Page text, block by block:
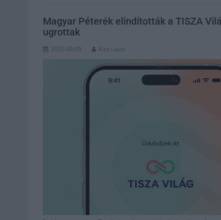
Magyar Péterék elindították a TISZA
ugrottak
2025.09.09. Kiss Lajos